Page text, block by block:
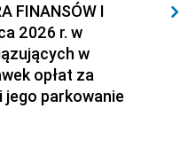
FINANSÓW I
2026 r. w
w
opłat za
jego parkowanie